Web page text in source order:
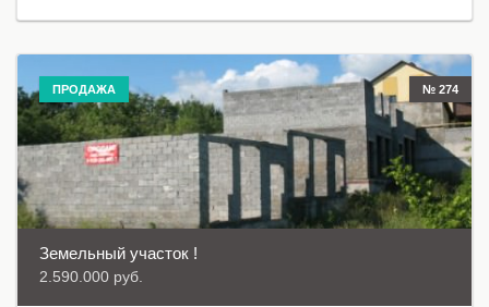
ПРОДАЖА № 274
Земельный участок !
2.590.000 руб.